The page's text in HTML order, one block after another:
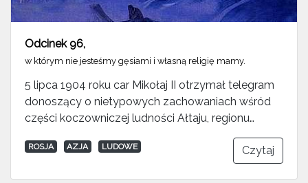
Odcinek 96,
w którym nie jesteśmy gęsiami i własną religię mamy.
5 lipca 1904 roku car Mikołaj II otrzymał telegram
donoszący o nietypowych zachowaniach wśród
części koczowniczej ludności Ałtaju, regionu…
ROSJA AZJA LUDOWE Czytaj